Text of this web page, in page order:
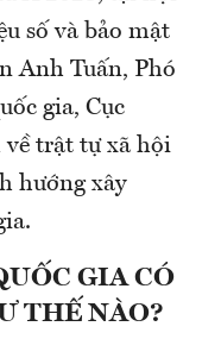
số và bảo mật
Anh Tuấn, Phó
gia, Cục
trật tự xã hội
hướng xây
GIA CÓ
THẾ NÀO?